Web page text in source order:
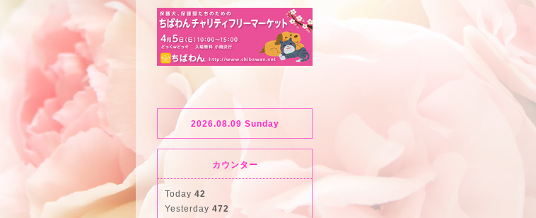
2026.08.09 Sunday
カウンター
Today 42
Yesterday 472